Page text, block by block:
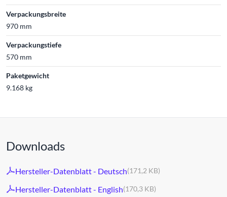
Verpackungsbreite
970 mm
Verpackungstiefe
570 mm
Paketgewicht
9.168 kg
Downloads
Hersteller-Datenblatt - Deutsch(171,2 KB)
Hersteller-Datenblatt - English(170,3 KB)